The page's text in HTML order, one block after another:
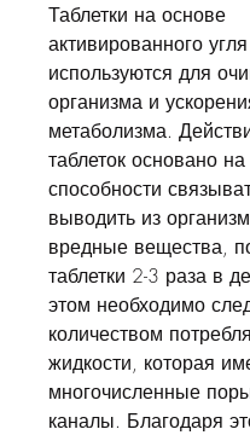
Таблетки на основе
активированного угля
используются для
организма и
метаболизма.
таблеток основано
способности
выводить из
вредные вещества,
таблетки 2-3 раза в
этом необходимо
количеством
жидкости, которая
многочисленные
каналы. Благодаря